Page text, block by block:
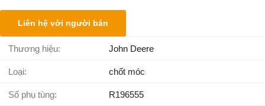
Liên hệ với người bán
Thương hiệu: John Deere
Loại: chốt móc
Số phụ tùng: R196555